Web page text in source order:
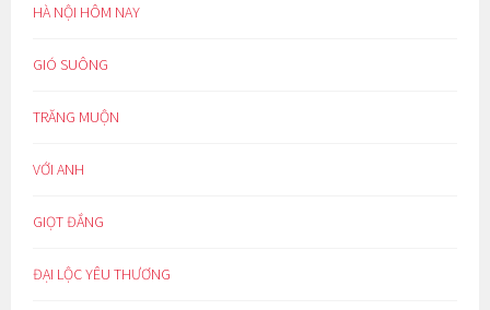
HÀ NỘI HÔM NAY
GIÓ SUÔNG
TRĂNG MUỘN
VỚI ANH
GIỌT ĐẮNG
ĐẠI LỘC YÊU THƯƠNG